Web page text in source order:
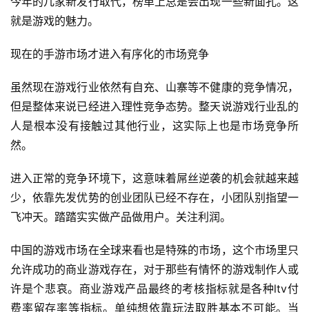
单
机
戏
休
闲
游
戏
2
0
2
第
十
三
届
就是游戏的魅力。
现在的手游市场才进入有序化的市场竞争
虽然现在游戏行业依然有自充、山寨等不健康的竞争情况，
但是整体来说已经进入理性竞争态势。整天说游戏行业乱的
人是根本没有接触过其他行业，这实际上也是市场竞争所
然。
进入正常的竞争环境下，这意味着屌丝逆袭的机会就越来越
少，依靠先发优势的创业团队已经不存在，小团队别指望一
飞冲天。踏踏实实做产品做用户。关注利润。
中国的游戏市场在全球来看也是特殊的市场，这个市场里只
允许成功的商业游戏存在，对于那些有情怀的游戏制作人或
许是个悲哀。商业游戏产品最终的考核指标就是各种ltv付
费率留存率等指标。单纯想依靠玩法取胜基本不可能。当